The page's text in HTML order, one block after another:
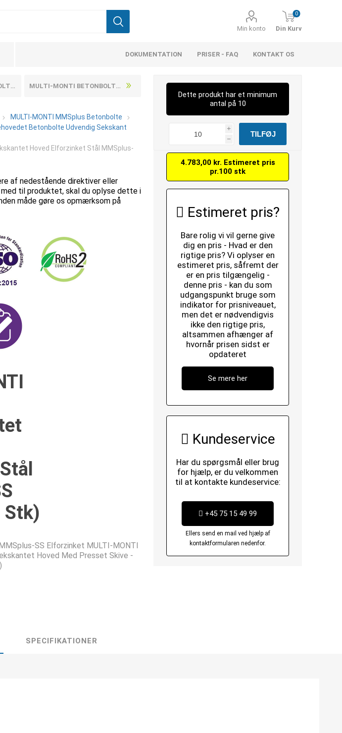
Min konto
0
Din Kurv
DOKUMENTATION PRISER - FAQ KONTAKT OS
(25 STK) MULTI-MONTI BETONBOLT M/SEKSKANTET HOVED ELFORZINKET STÅL MMSPLUS-SS 16X130 (10 STK)
MULTI-MONTI MMSplus Betonbolte
Betonbolte Udvendig Sekskant
Hoved Elforzinket Stål MMSplus-
af nedestående direktiver eller
med til produktet, skal du oplyse dette i
måde gøre os opmærksom på
Stk)
SS Elforzinket MULTI-MONTI
Hoved Med Presset Skive -
Dette produkt har et minimum
antal på 10
i
h
4.783,00 kr. Estimeret pris
pr.100 stk
Estimeret pris?
Bare rolig vi vil gerne give
dig en pris - Hvad er den
rigtige pris? Vi oplyser en
estimeret pris, såfremt der
er en pris tilgængelig -
denne pris - kan du som
udgangspunkt bruge som
indikator for prisniveauet,
men det er nødvendigvis
ikke den rigtige pris,
altsammen afhænger af
hvornår prisen sidst er
opdateret
Se mere her
Kundeservice
Har du spørgsmål eller brug
for hjælp, er du velkommen
til at kontakte kundeservice:
+45 75 15 49 99
Ellers send en mail ved hjælp af
kontaktformularen nedenfor.
SPECIFIKATIONER